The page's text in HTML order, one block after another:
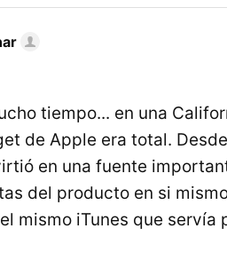
tiempo... en una
de Apple era total.
en una fuente
del producto en si
mismo iTunes que